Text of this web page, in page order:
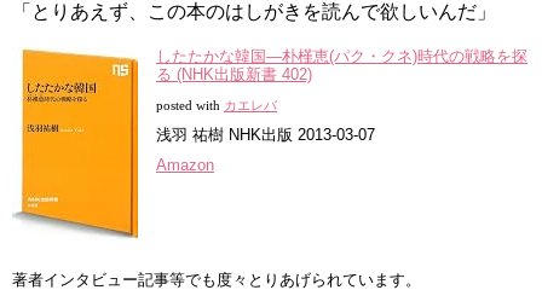
「とりあえず、この本のはしがきを読んで欲しいんだ」
したたかな韓国―朴槿恵(パク・クネ)時代の戦略を探
る (NHK出版新書 402)
posted with カエレバ
浅羽 祐樹 NHK出版 2013-03-07
Amazon
著者インタビュー記事等でも度々とりあげられています。